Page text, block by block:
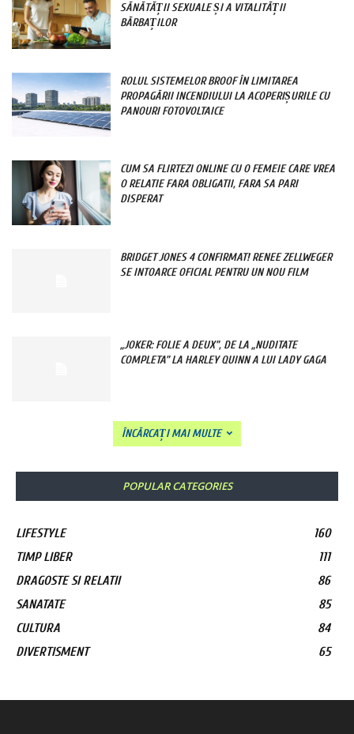
SĂNĂTĂȚII SEXUALE ȘI A VITALITĂȚII
BĂRBAȚILOR
ROLUL SISTEMELOR BROOF ÎN LIMITAREA
PROPAGĂRII INCENDIULUI LA ACOPERIȘURILE CU
PANOURI FOTOVOLTAICE
CUM SA FLIRTEZI ONLINE CU O FEMEIE CARE VREA
O RELATIE FARA OBLIGATII, FARA SA PARI
DISPERAT
BRIDGET JONES 4 CONFIRMAT! RENEE ZELLWEGER
SE INTOARCE OFICIAL PENTRU UN NOU FILM
„JOKER: FOLIE A DEUX”, DE LA „NUDITATE
COMPLETA” LA HARLEY QUINN A LUI LADY GAGA
ÎNCĂRCAȚI MAI MULTE
POPULAR CATEGORIES
LIFESTYLE
160
TIMP LIBER
111
DRAGOSTE SI RELATII
86
SANATATE
85
CULTURA
84
DIVERTISMENT
65